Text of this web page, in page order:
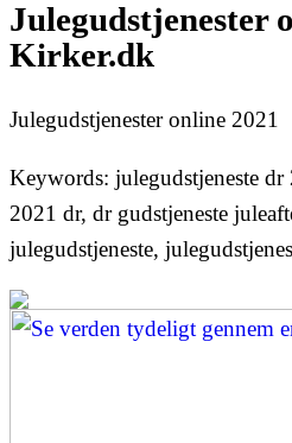
Julegudstjenester
Kirker.dk
Julegudstjenester online 2021
Keywords: julegudstjeneste dr
2021 dr, dr gudstjeneste
julegudstjeneste,